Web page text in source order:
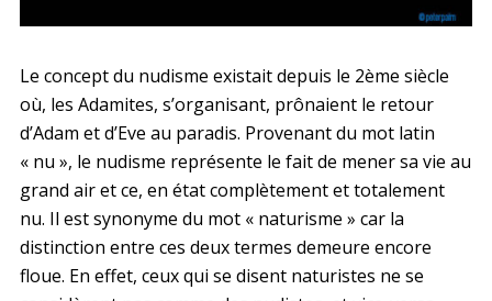
Le concept du nudisme existait depuis le 2ème siècle
où, les Adamites, s’organisant, prônaient le retour
d’Adam et d’Eve au paradis. Provenant du mot latin
« nu », le nudisme représente le fait de mener sa vie au
grand air et ce, en état complètement et totalement
nu. Il est synonyme du mot « naturisme » car la
distinction entre ces deux termes demeure encore
floue. En effet, ceux qui se disent naturistes ne se